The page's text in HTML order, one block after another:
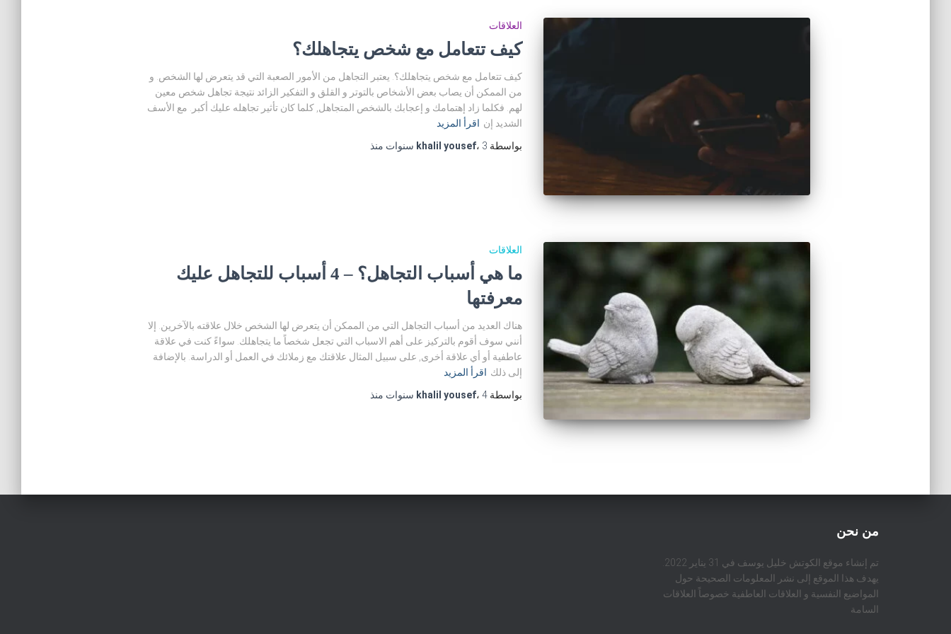
العلاقات
كيف تتعامل مع شخص يتجاهلك؟
كيف تتعامل مع شخص يتجاهلك؟. يعتبر التجاهل من الأمور الصعبة التي قد يتعرض لها الشخص. و
من الممكن أن يصاب بعض الأشخاص بالتوتر و القلق و التفكير الزائد نتيجة تجاهل شخص معين
لهم. فكلما زاد إهتمامك و إعجابك بالشخص المتجاهل, كلما كان تأثير تجاهله عليك أكبر. مع الأسف
الشديد إن اقرأ المزيد
بواسطة
khalil yousef، 3 سنوات منذ
العلاقات
ما هي أسباب التجاهل؟ – 4 أسباب للتجاهل عليك
معرفتها
هناك العديد من أسباب التجاهل التي من الممكن أن يتعرض لها الشخص خلال علاقته بالآخرين. إلا
أنني سوف أقوم بالتركيز على أهم الاسباب التي تجعل شخصاً ما يتجاهلك. سواءً كنت في علاقة
عاطفية أو أي علاقة أخرى, على سبيل المثال علاقتك مع زملائك في العمل أو الدراسة. بالإضافة
إلى ذلك اقرأ المزيد
بواسطة
khalil yousef،4 سنوات منذ
من نحن
يهدف هذا الموقع إلى نشر المعلومات الصحيحة حول
المواضيع النفسية و العلاقات العاطفية خصوصاً العلاقات
السامة